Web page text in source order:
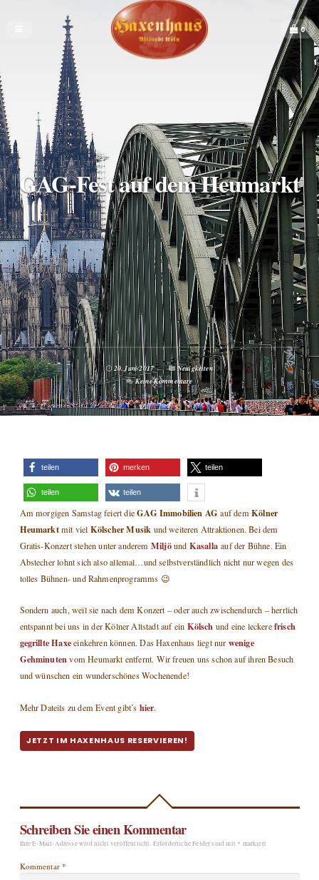
0
GAG-Fest auf dem Heumarkt
20. Juni 2017
Neuigkeiten
Keine Kommentare
teilen merken teilen
teilen teilen
Am morgigen Samstag feiert dieGAG Immobilien AG auf demKölner
Heumarktmit viel Kölscher Musik und weiteren Attraktionen. Bei dem
Gratis-Konzert stehen unter anderem Miljöund Kasallaauf der Bühne. Ein
Abstecher lohnt sich also allemal…und selbstverständlich nicht nur wegen des
tolles Bühnen- und Rahmenprogramms 😉
Sondern auch, weil sie nach dem Konzert – oder auch zwischendurch – herrlich
entspannt bei uns in der Kölner Altstadt auf ein Kölsch und eine leckerefrisch
gegrillte Haxeeinkehren können. Das Haxenhaus liegt nur wenige
Gehminutenvom Heumarkt entfernt. Wir freuen uns schon auf ihren Besuch
und wünschen ein wunderschönes Wochenende!
Mehr Dateils zu dem Event gibt’s hier.
JETZT IM HAXENHAUS RESERVIEREN!
Schreiben Sie einen Kommentar
Ihre E-Mail-Adresse wird nicht veröffentlicht. Erforderliche Felder sind mit * markiert
Kommentar*